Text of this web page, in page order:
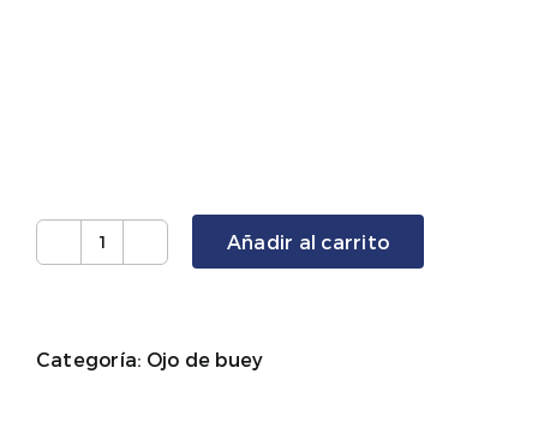
cantidad
Añadir al carrito
Categoría: Ojo de buey